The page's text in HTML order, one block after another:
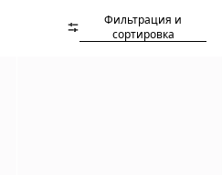
Фильтрация и
сортировка